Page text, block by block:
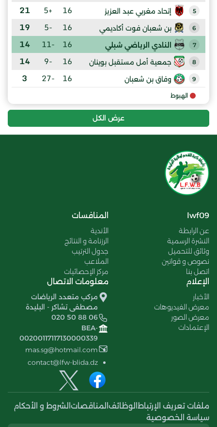
5 إتحاد مغربي عبد العزيز 16
+5
21
6 بن شعبان فوت أكاديمي 16
-5
19
7 النادي الرياضي شبلي 16
-11
14
8 جمعية أمل مستقبل بوينان 16
-9
14
9 وفاق بن شعبان 16
-27
3
الهبوط
عرض الكل
lwf09
عن الرابطة
النشرة الرسمية
وثائق للتحميل
نصوص و قوانين
اتصل بنا
المنافسات
الأندية
الرزنامة و النتائج
جدول الترتيب
الملاعب
مركز الإحصائيات
الإعلام
الأخبار
معرض الفيديوهات
معرض الصور
الإعتمادات
معلومات الاتصال
مركب متعدد الرياضات
مصطفى تشاكر - البليدة
020 50 88 06
BEA-
00200117117130000339
mas.sg@hotmail.com
contact@lfw-blida.dz
ملفات تعريف الإرتباط الوظائف المناقصات الشروط و الأحكام
سياسة الخصوصية